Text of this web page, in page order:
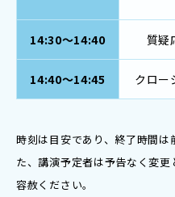
14:30～14:40 質疑
14:40～14:45 クロー
時刻は目安であり、終了時間
た、講演予定者は予告なく変
容赦ください。